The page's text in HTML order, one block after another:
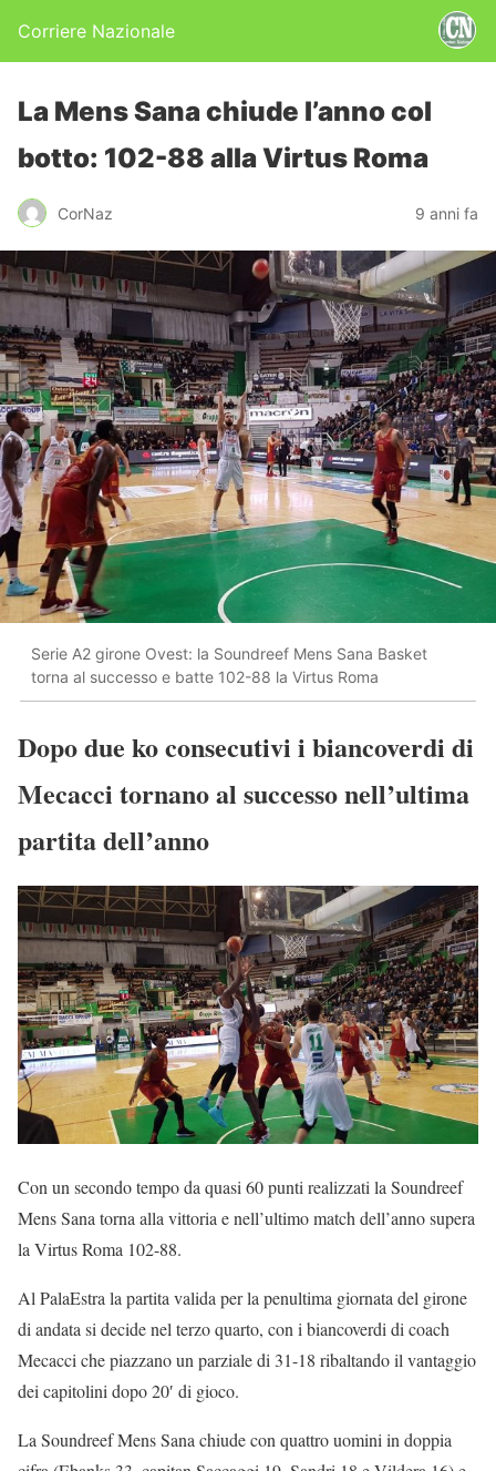
Corriere Nazionale
La Mens Sana chiude l’anno col
botto: 102-88 alla Virtus Roma
CorNaz 9 anni fa
Serie A2 girone Ovest: la Soundreef Mens Sana Basket
torna al successo e batte 102-88 la Virtus Roma
Dopo due ko consecutivi i biancoverdi di
Mecacci tornano al successo nell’ultima
partita dell’anno
Con un secondo tempo da quasi 60 punti realizzati la Soundreef
Mens Sana torna alla vittoria e nell’ultimo match dell’anno supera
la Virtus Roma 102-88.
Al PalaEstra la partita valida per la penultima giornata del girone
di andata si decide nel terzo quarto, con i biancoverdi di coach
Mecacci che piazzano un parziale di 31-18 ribaltando il vantaggio
dei capitolini dopo 20′ di gioco.
La Soundreef Mens Sana chiude con quattro uomini in doppia